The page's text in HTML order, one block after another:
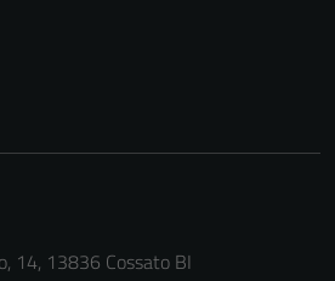
14, 13836 Cossato BI